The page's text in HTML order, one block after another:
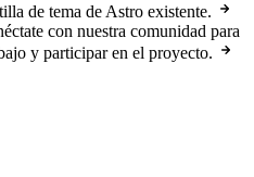
de tema de Astro existente.
con nuestra comunidad para
y participar en el proyecto.